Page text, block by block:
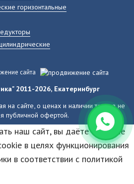
горизонтальные
сайта
2011-2026, Екатеринбург
сайте, о ценах и наличии товара не
публичной офертой.
наш сайт, вы даёте согласие
в целях функционирования
в соответствии с политикой